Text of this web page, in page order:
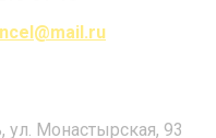
Монастырская, 93